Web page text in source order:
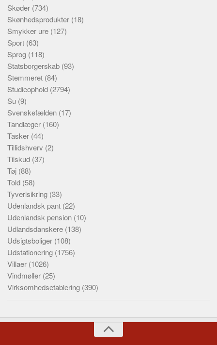
Skøder (734)
Skønhedsprodukter (18)
Smykker ure (127)
Sport (63)
Sprog (118)
Statsborgerskab (93)
Stemmeret (84)
Studieophold (2794)
Su (9)
Svenskefælden (17)
Tandlæger (160)
Tasker (44)
Tillidshverv (2)
Tilskud (37)
Tøj (88)
Told (58)
Tyverisikring (33)
Udenlandsk pant (22)
Udenlandsk pension (10)
Udlandsdanskere (138)
Udsigtsboliger (108)
Udstationering (1756)
Villaer (1026)
Vindmøller (25)
Virksomhedsetablering (390)